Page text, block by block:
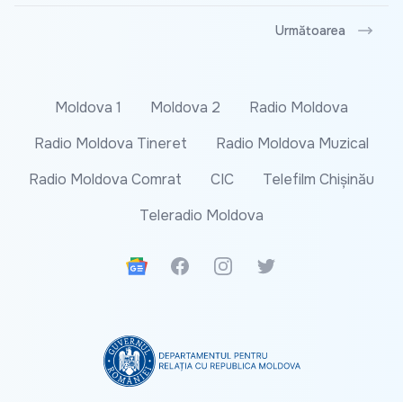
Următoarea
Moldova 1 Moldova 2
Radio Moldova
Radio Moldova Tineret
Radio Moldova Muzical
Radio Moldova Comrat
CIC
Telefilm Chișinău
Teleradio Moldova
Google News
FacebookInstagramTwitter